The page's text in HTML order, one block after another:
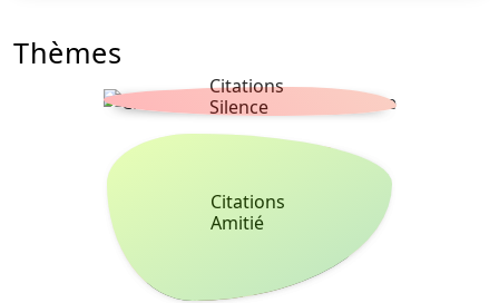
Thèmes
Citations
Silence
Citations
Amitié